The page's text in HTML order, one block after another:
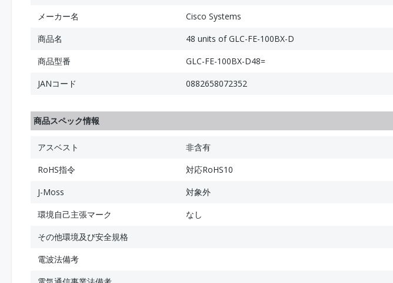
メーカー名
Cisco Systems
商品名
48 units of GLC-FE-100BX-D
商品型番
GLC-FE-100BX-D48=
JANコード
0882658072352
商品スペック情報
アスベスト
非含有
RoHS指令
対応RoHS10
J-Moss
対象外
環境自己主張マーク
なし
その他環境及び安全規格
電波法備考